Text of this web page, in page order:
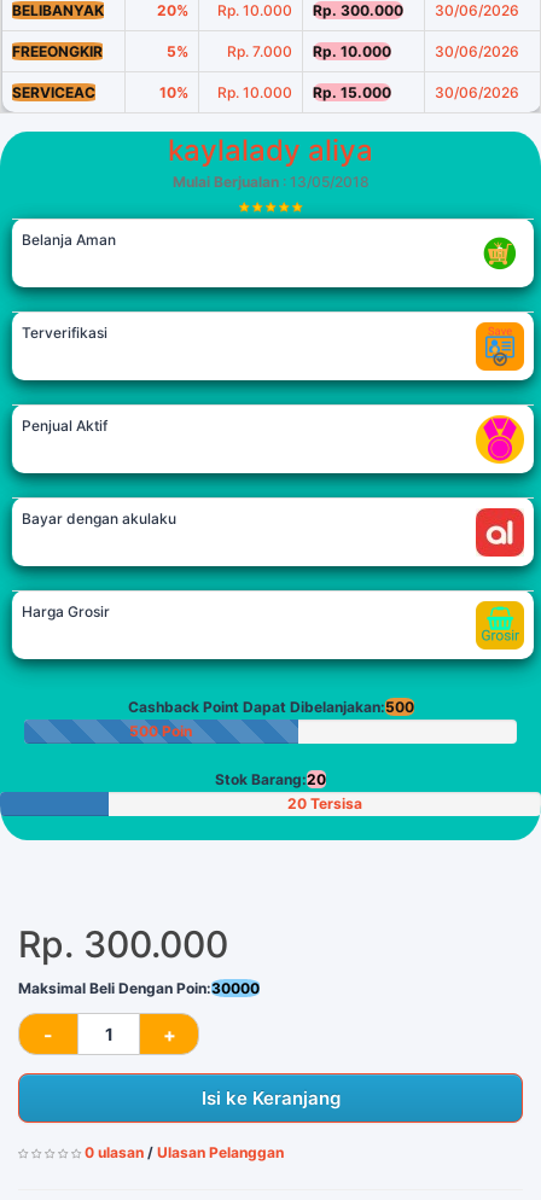
BELIBANYAK 20% Rp. 10.000 Rp. 300.000 30/06/2026
FREEONGKIR 5% Rp. 7.000 Rp. 10.000 30/06/2026
SERVICEAC 10% Rp. 10.000 Rp. 15.000 30/06/2026
kaylalady aliya
Mulai Berjualan: 13/05/2018
Belanja Aman
Terverifikasi
Penjual Aktif
Bayar dengan akulaku
Harga Grosir
Cashback Point Dapat Dibelanjakan:500
500 Poin
Stok Barang:20
20 Tersisa
Rp. 300.000
Maksimal Beli Dengan Poin:30000
Isi ke Keranjang
0 ulasan / Ulasan Pelanggan